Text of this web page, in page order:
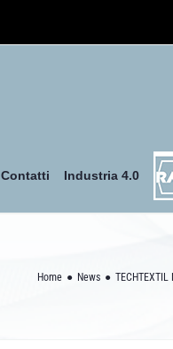
Contatti Industria 4.0
Home News